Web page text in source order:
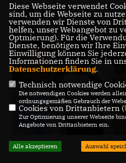
Diese Webseite verwendet
sind, um die Webseite zu
verwenden wir Dienste von
helfen, unser Webangebot zu
Optmierung). Für die
Dienste, benötigen wir Ihre
Einwilligung können Sie
Informationen finden Sie in
Datenschutzerklärung.
Technisch notwendige
Die notwendigen Cookies werden
ordnungsgemäßen Gebrauch der
Cookies von Drittanbietern (
Zur Optimierung unserer Webseite
Angebote von Drittanbietern ein.
Alle akzeptieren Auswahl